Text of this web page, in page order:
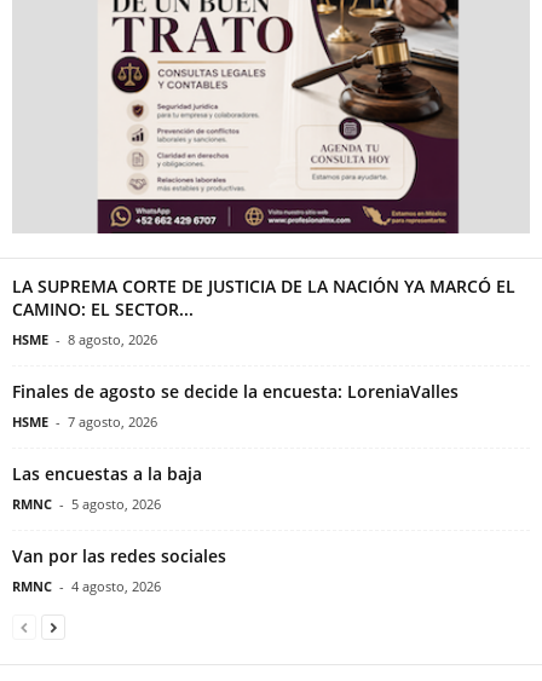
LA SUPREMA CORTE DE JUSTICIA DE LA NACIÓN YA MARCÓ EL
CAMINO: EL SECTOR...
HSME - 8 agosto, 2026
Finales de agosto se decide la encuesta: LoreniaValles
HSME - 7 agosto, 2026
Las encuestas a la baja
RMNC - 5 agosto, 2026
Van por las redes sociales
RMNC - 4 agosto, 2026